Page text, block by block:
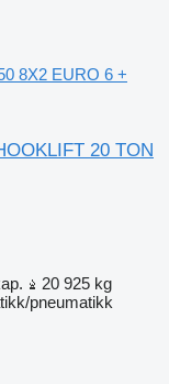
8X2 EURO 6 +
20 TON
20 925 kg
pneumatikk